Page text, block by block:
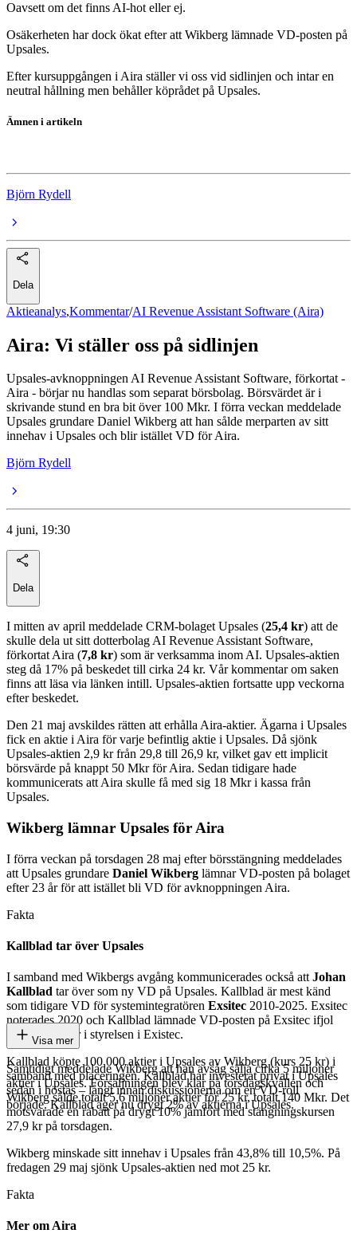
Oavsett om det finns AI-hot eller ej.
Osäkerheten har dock ökat efter att Wikberg lämnade VD-posten på
Upsales.
Efter kursuppgången i Aira ställer vi oss vid sidlinjen och intar en
neutral hållning men behåller köprådet på Upsales.
Ämnen i artikeln
Björn Rydell
Dela
Aktieanalys,Kommentar/AI Revenue Assistant Software (Aira)
Aira: Vi ställer oss på sidlinjen
Upsales-avknoppningen AI Revenue Assistant Software, förkortat -
Aira - börjar nu handlas som separat börsbolag. Börsvärdet är i
skrivande stund en bra bit över 100 Mkr. I förra veckan meddelade
Upsales grundare Daniel Wikberg att han sålde merparten av sitt
innehav i Upsales och blir istället VD för Aira.
Björn Rydell
4 juni, 19:30
Dela
I mitten av april meddelade CRM-bolaget Upsales (25,4 kr) att de
skulle dela ut sitt dotterbolag AI Revenue Assistant Software,
förkortat Aira (7,8 kr) som är verksamma inom AI. Upsales-aktien
steg då 17% på beskedet till cirka 24 kr. Vår kommentar om saken
finns att läsa via länken intill. Upsales-aktien fortsatte upp veckorna
efter beskedet.
Den 21 maj avskildes rätten att erhålla Aira-aktier. Ägarna i Upsales
fick en aktie i Aira för varje befintlig aktie i Upsales. Då sjönk
Upsales-aktien 2,9 kr från 29,8 till 26,9 kr, vilket gav ett implicit
börsvärde på knappt 50 Mkr för Aira. Sedan tidigare hade
kommunicerats att Aira skulle få med sig 18 Mkr i kassa från
Upsales.
Wikberg lämnar Upsales för Aira
I förra veckan på torsdagen 28 maj efter börsstängning meddelades
att Upsales grundare Daniel Wikberg lämnar VD-posten på bolaget
efter 23 år för att istället bli VD för avknoppningen Aira.
Fakta
Kallblad tar över Upsales
I samband med Wikbergs avgång kommunicerades också att Johan
Kallblad tar över som ny VD på Upsales. Kallblad är mest känd
som tidigare VD för systemintegratören Exsitec 2010-2025. Exsitec
noterades 2020 och Kallblad lämnade VD-posten på Exsitec ifjol
men sitter kvar i styrelsen i Existec.
Kallblad köpte 100 000 aktier i Upsales av Wikberg (kurs 25 kr) i
samband med placeringen. Kallblad har investerat privat i Upsales
sedan i höstas – långt innan diskussionerna om en VD-roll
började. Kallblad äger nu drygt 2% av aktierna i Upsales.
Visa mer
Samtidigt meddelade Wikberg att han avsåg sälja cirka 5 miljoner
aktier i Upsales. Försäljningen blev klar på torsdagskvällen och
Wikberg sålde totalt 5,6 miljoner aktier för 25 kr, totalt 140 Mkr. Det
motsvarade en rabatt på drygt 10% jämfört med stängningskursen
27,9 kr på torsdagen.
Wikberg minskade sitt innehav i Upsales från 43,8% till 10,5%. På
fredagen 29 maj sjönk Upsales-aktien ned mot 25 kr.
Fakta
Mer om Aira